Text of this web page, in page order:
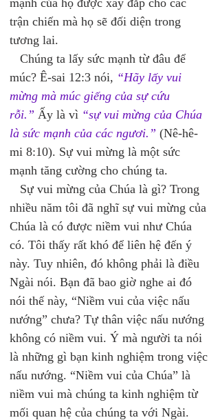
mạnh của họ được xây đắp cho các
trận chiến mà họ sẽ đối diện trong
tương lai.
Chúng ta lấy sức mạnh từ đâu để
múc? Ê-sai 12:3 nói, “Hãy lấy vui
mừng mà múc giếng của sự cứu
rỗi.” Ấy là vì “sự vui mừng của Chúa
là sức mạnh của các ngươi.” (Nê-hê-
mi 8:10). Sự vui mừng là một sức
mạnh tăng cường cho chúng ta.
Sự vui mừng của Chúa là gì? Trong
nhiều năm tôi đã nghĩ sự vui mừng của
Chúa là có được niềm vui như Chúa
có. Tôi thấy rất khó để liên hệ đến ý
này. Tuy nhiên, đó không phải là điều
Ngài nói. Bạn đã bao giờ nghe ai đó
nói thế này, “Niềm vui của việc nấu
nướng” chưa? Tự thân việc nấu nướng
không có niềm vui. Ý mà người ta nói
là những gì bạn kinh nghiệm trong việc
nấu nướng. “Niềm vui của Chúa” là
niềm vui mà chúng ta kinh nghiệm từ
mối quan hệ của chúng ta với Ngài.